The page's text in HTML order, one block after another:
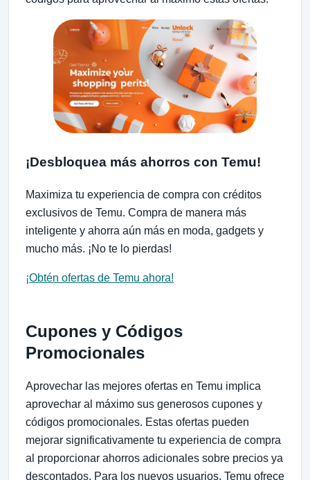
¡Desbloquea más ahorros con Temu!
Maximiza tu experiencia de compra con créditos
exclusivos de Temu. Compra de manera más
inteligente y ahorra aún más en moda, gadgets y
mucho más. ¡No te lo pierdas!
¡Obtén ofertas de Temu ahora!
Cupones y Códigos
Promocionales
Aprovechar las mejores ofertas en Temu implica
aprovechar al máximo sus generosos cupones y
códigos promocionales. Estas ofertas pueden
mejorar significativamente tu experiencia de compra
al proporcionar ahorros adicionales sobre precios ya
descontados. Para los nuevos usuarios, Temu ofrece